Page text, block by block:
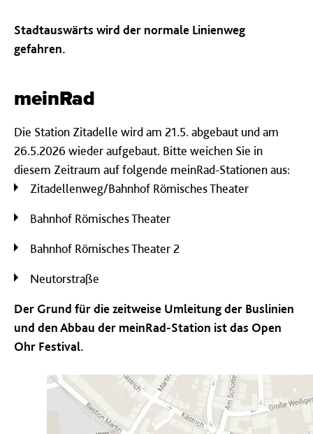
Stadtauswärts wird der normale Linienweg
gefahren.
meinRad
Die Station Zitadelle wird am 21.5. abgebaut und am
26.5.2026 wieder aufgebaut. Bitte weichen Sie in
diesem Zeitraum auf folgende meinRad-Stationen aus:
Zitadellenweg/Bahnhof Römisches Theater
Bahnhof Römisches Theater
Bahnhof Römisches Theater 2
Neutorstraße
Der Grund für die zeitweise Umleitung der Buslinien
und den Abbau der meinRad-Station ist das Open
Ohr Festival.